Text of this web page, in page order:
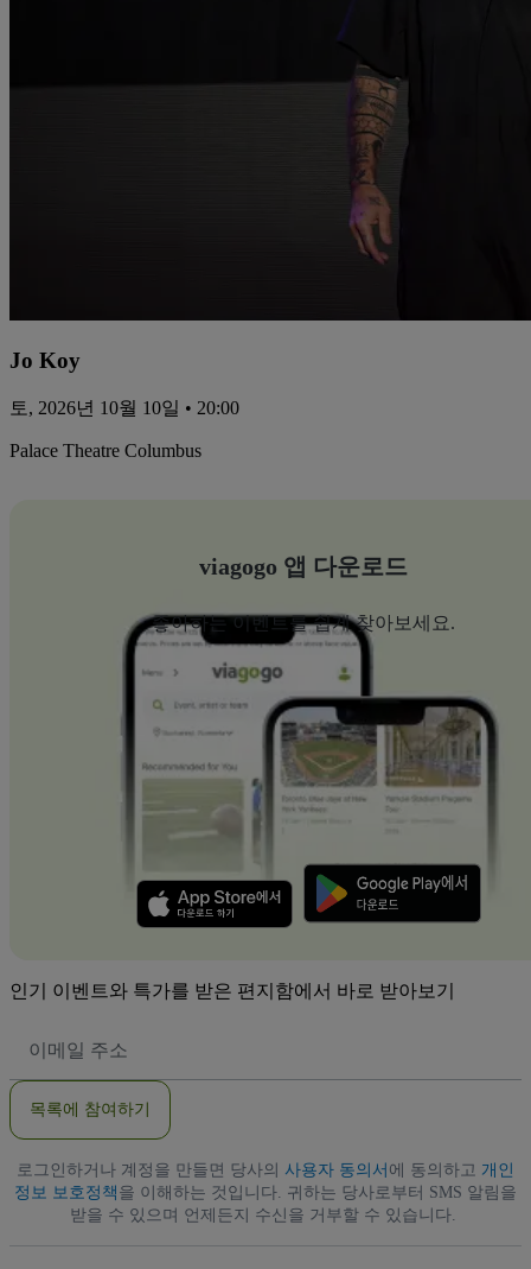
Jo Koy
토, 2026년 10월 10일 • 20:00
Palace Theatre Columbus
viagogo 앱 다운로드
좋아하는 이벤트를 쉽게 찾아보세요.
인기 이벤트와 특가를 받은 편지함에서 바로 받아보기
메
소
목록에 참여하기
로그인하거나 계정을 만들면 당사의 사용자 동의서 에 동의하고 개인
정보 보호정책 을 이해하는 것입니다. 귀하는 당사로부터 SMS 알림을
받을 수 있으며 언제든지 수신을 거부할 수 있습니다.